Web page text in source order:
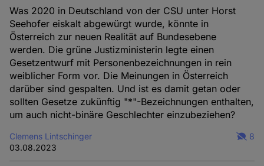
Was 2020 in Deutschland von der CSU unter Horst
Seehofer eiskalt abgewürgt wurde, könnte in
Österreich zur neuen Realität auf Bundesebene
werden. Die grüne Justizministerin legte einen
Gesetzentwurf mit Personenbezeichnungen in rein
weiblicher Form vor. Die Meinungen in Österreich
darüber sind gespalten. Und ist es damit getan oder
sollten Gesetze zukünftig "*"-Bezeichnungen enthalten,
um auch nicht-binäre Geschlechter einzubeziehen?
Clemens Lintschinger
03.08.2023
8